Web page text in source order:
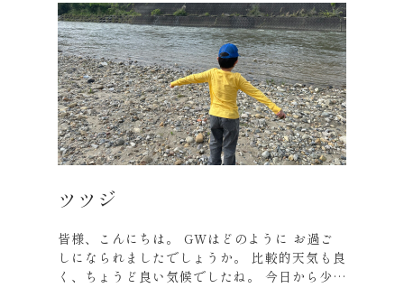
すね。 内容も読みやすく 幼少期に感じたぼん
やりとした 恐怖感が思い出され、 一気に読ん
でしまいました。 一話が短く読みやすいので、
皆様も是非ご一読ください。 年齢をだんだん重
ねると、 子ども時代を思い出すことが増えます
ね。 今日は快晴です。 少し事務所周りを昼食
後の腹ごなしで散歩して、 仕事に戻ります。
それでは、皆様も元気にお過ごしください。
USJのセサミストリートエリアが終了 ・・・
bye-bye( ﾉД`)ｼｸｼｸ… 撮影時エルモと目が合い
ツツジ
皆様、こんにちは。 GWはどのように お過ご
しになられましたでしょうか。 比較的天気も良
く、ちょうど良い気候でしたね。 今日から少し